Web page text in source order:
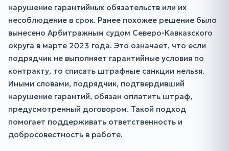
нарушение гарантийных обязательств или их
несоблюдение в срок. Ранее похожее решение было
вынесено Арбитражным судом Северо-Кавказского
округа в марте 2023 года. Это означает, что если
подрядчик не выполняет гарантийные условия по
контракту, то списать штрафные санкции нельзя.
Иными словами, подрядчик, подтвердивший
нарушение гарантий, обязан оплатить штраф,
предусмотренный договором. Такой подход
помогает поддерживать ответственность и
добросовестность в работе.